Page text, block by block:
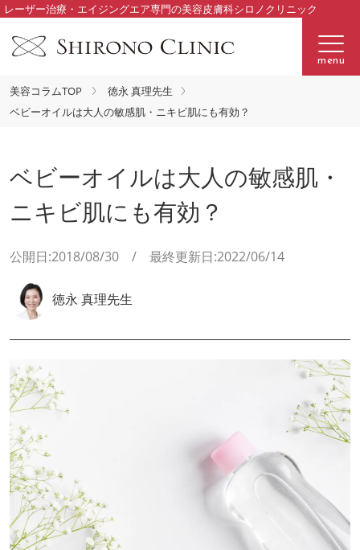
レーザー治療・エイジングエア専門の美容皮膚科シロノクリニック
menu
美容コラムTOP
徳永 真理先生
ベビーオイルは大人の敏感肌・ニキビ肌にも有効？
ベビーオイルは大人の敏感肌・
ニキビ肌にも有効？
公開日:2018/08/30 / 最終更新日:2022/06/14
徳永 真理先生